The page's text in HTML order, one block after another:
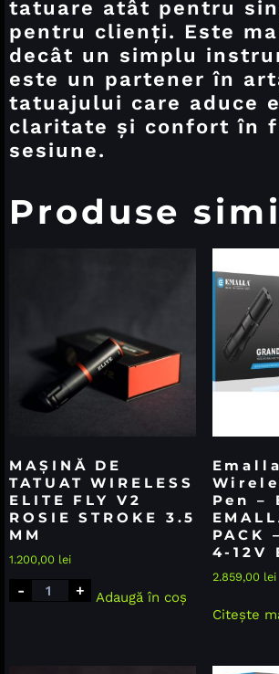
tatuare atât pentru
pentru clienți. Este
decât un simplu
este un partener în
tatuajului care aduce
claritate și confort în
sesiune.
Produse
MAȘINĂ DE
TATUAT WIRELESS
ELITE FLY V2
ROSIE STROKE 3.5
MM
1.200,00 lei
- + Adaugă în coș
Pen –
PACK
4-12V
2.859,00 lei
Citește